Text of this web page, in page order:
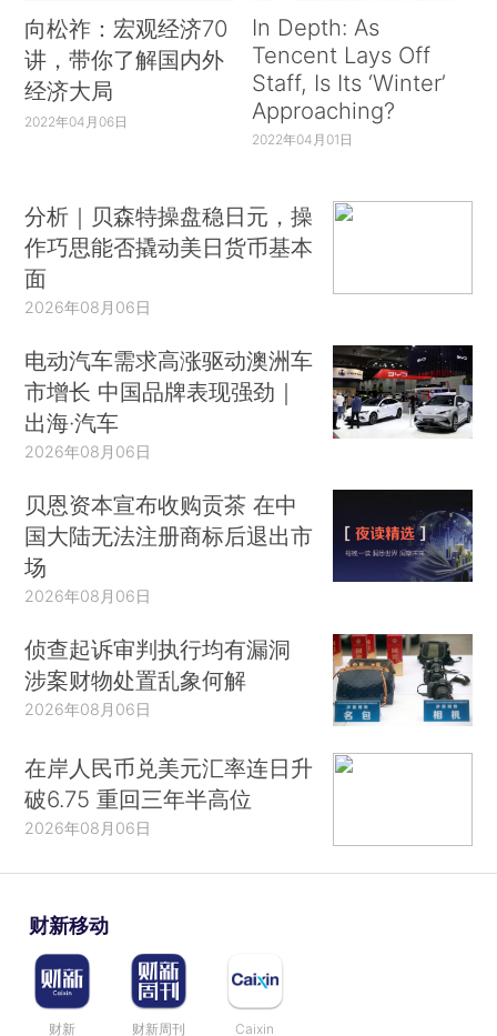
向松祚：宏观经济70
讲，带你了解国内外
经济大局
2022年04月06日
In Depth: As
Tencent Lays Off
Staff, Is Its ‘Winter’
Approaching?
2022年04月01日
分析｜贝森特操盘稳日元，操
作巧思能否撬动美日货币基本
面
2026年08月06日
电动汽车需求高涨驱动澳洲车
市增长 中国品牌表现强劲｜
出海·汽车
2026年08月06日
贝恩资本宣布收购贡茶 在中
国大陆无法注册商标后退出市
场
2026年08月06日
侦查起诉审判执行均有漏洞
涉案财物处置乱象何解
2026年08月06日
在岸人民币兑美元汇率连日升
破6.75 重回三年半高位
2026年08月06日
财新移动
财新 财新周刊 Caixin